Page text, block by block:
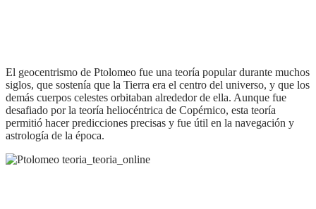
el geocentrismo de Ptolomeo fue una teoría popular durante muchos
siglos, que sostenía que la Tierra era el centro del universo, y que los
demás cuerpos celestes orbitaban alrededor de ella. Aunque fue
desafiado por la teoría heliocéntrica de Copérnico, esta teoría
permitió hacer predicciones precisas y fue útil en la navegación y
astrología de la época.